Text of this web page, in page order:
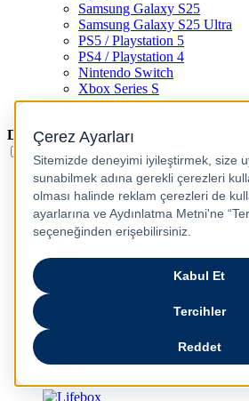
Samsung Galaxy S25
Samsung Galaxy S25 Ultra
PS5 / Playstation 5
PS4 / Playstation 4
Nintendo Switch
Xbox Series S
Xbox Series X
Dil
Türkçe
English
عربى
русский